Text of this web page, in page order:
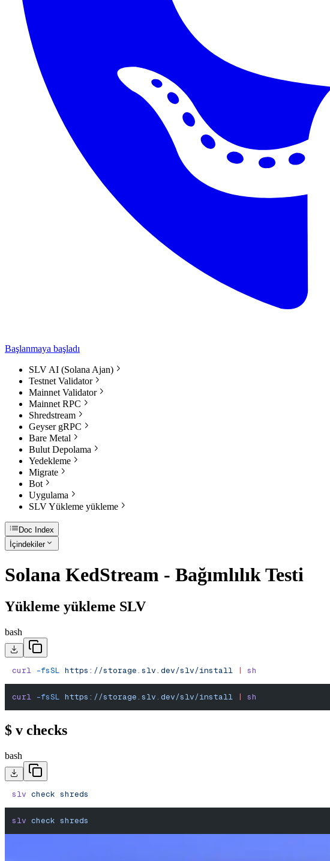
Başlanmaya başladı
SLV AI (Solana Ajan)
Testnet Validator
Mainnet Validator
Mainnet RPC
Shredstream
Geyser gRPC
Bare Metal
Bulut Depolama
Yedekleme
Migrate
Bot
Uygulama
SLV Yükleme yükleme
Doc Index
İçindekiler
Solana KedStream - Bağımlılık Testi
Yükleme yükleme SLV
bash
curl -fsSL https://storage.slv.dev/slv/install | sh
curl -fsSL https://storage.slv.dev/slv/install | sh
$ v checks
bash
slv check shreds
slv check shreds